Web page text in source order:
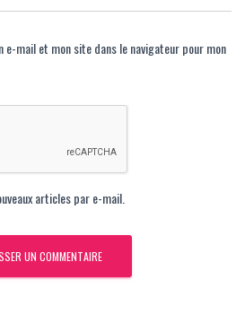
e-mail et mon site dans le navigateur pour mon
articles par e-mail.